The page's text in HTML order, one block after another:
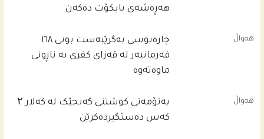
هەڕەشەی بایکۆت دەکەن
هەواڵ
چاره‌نوسى به‌گرێبه‌ست بونى ١٦٨
فه‌رمانبه‌ر له‌ قه‌زاى كفرى به‌ ناڕونى
ماوه‌ته‌وه‌
هەواڵ
بەتۆمەتی کوشتنی گەنجێک لە کەلار ۲
کەس دەستگیردەکرێن